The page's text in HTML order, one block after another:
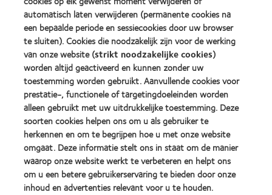
Award
Winner
Onze producten
Contactlenstechnologie
Vind je lens
Vind een opticien
Contactlenzen en gezichtsvermogen
Nieuwe drager
automatisch laten verwijderen (permanente cookies na
een bepaalde periode en sessiecookies door uw browser
te sluiten). Cookies die noodzakelijk zijn voor de werking
van onze website (strikt noodzakelijke cookies)
worden altijd geactiveerd en kunnen zonder uw
toestemming worden gebruikt. Aanvullende cookies voor
prestatie-, functionele of targetingdoeleinden worden
alleen gebruikt met uw uitdrukkelijke toestemming. Deze
soorten cookies helpen ons om u als gebruiker te
herkennen en om te begrijpen hoe u met onze website
omgaat. Deze informatie stelt ons in staat om de manier
waarop onze website werkt te verbeteren en helpt ons
om u een betere gebruikerservaring te bieden door onze
inhoud en advertenties relevant voor u te houden.